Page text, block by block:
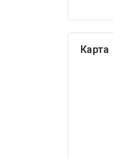
Карта